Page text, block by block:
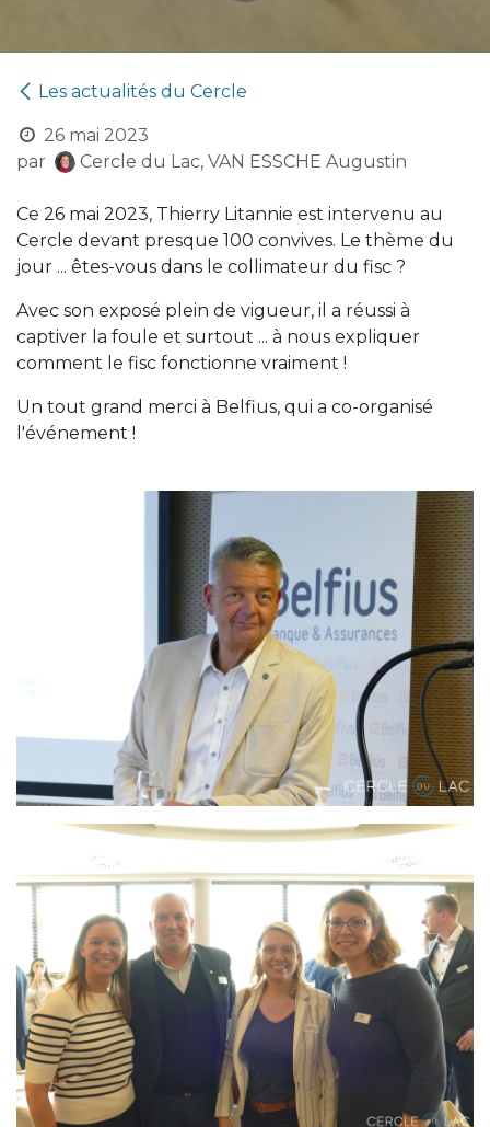
Les actualités du Cercle
26 mai 2023
par
Cercle du Lac, VAN ESSCHE Augustin
Ce 26 mai 2023, Thierry Litannie est intervenu au
Cercle devant presque 100 convives. Le thème du
jour ... êtes-vous dans le collimateur du fisc ?
Avec son exposé plein de vigueur, il a réussi à
captiver la foule et surtout ... à nous expliquer
comment le fisc fonctionne vraiment !
Un tout grand merci à Belfius, qui a co-organisé
l'événement !